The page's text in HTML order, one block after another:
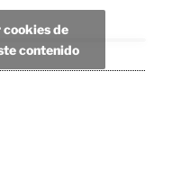
cookies de
contenido